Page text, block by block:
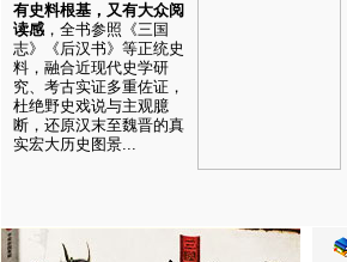
有史料根基，又有大众阅
读感 ，全书参照《三国
志》《后汉书》等正统史
料，融合近现代史学研
究、考古实证多重佐证，
杜绝野史戏说与主观臆
断，还原汉末至魏晋的真
实宏大历史图景...